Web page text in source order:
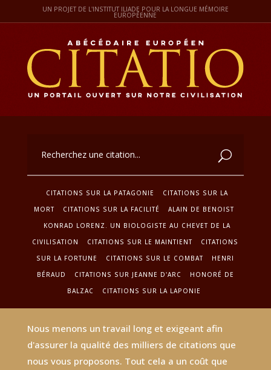
UN PROJET DE L'INSTITUT ILIADE POUR LA LONGUE MÉMOIRE
EUROPÉENNE
CITATIONS SUR LA PATAGONIE
CITATIONS SUR LA
MORT
CITATIONS SUR LA FACILITÉ
ALAIN DE BENOIST
KONRAD LORENZ. UN BIOLOGISTE AU CHEVET DE LA
CIVILISATION
CITATIONS SUR LE MAINTIENT
CITATIONS
SUR LA FORTUNE
CITATIONS SUR LE COMBAT
HENRI
BÉRAUD
CITATIONS SUR JEANNE D'ARC
HONORÉ DE
BALZAC
CITATIONS SUR LA LAPONIE
Nous menons un travail long et exigeant afin
d'assurer la qualité des milliers de citations que
nous vous proposons. Tout cela a un coût que